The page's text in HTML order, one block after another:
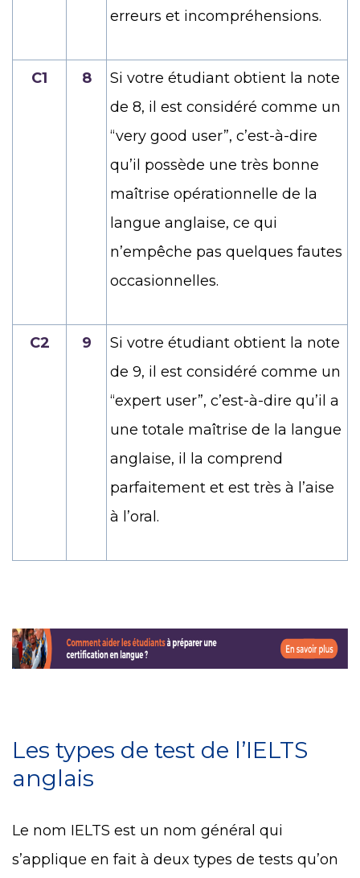
erreurs et incompréhensions.
C1 8
Si votre étudiant obtient la note
de 8, il est considéré comme un
“very good user”, c’est-à-dire
qu’il possède une très bonne
maîtrise opérationnelle de la
langue anglaise, ce qui
n’empêche pas quelques fautes
occasionnelles.
C2 9
Si votre étudiant obtient la note
de 9, il est considéré comme un
“expert user”, c’est-à-dire qu’il a
une totale maîtrise de la langue
anglaise, il la comprend
parfaitement et est très à l’aise
à l’oral.
Les types de test de l’IELTS
anglais
Le nom IELTS est un nom général qui
s’applique en fait à deux types de tests qu’on